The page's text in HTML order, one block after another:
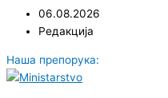
06.08.2026
Редакција
Наша препорука: